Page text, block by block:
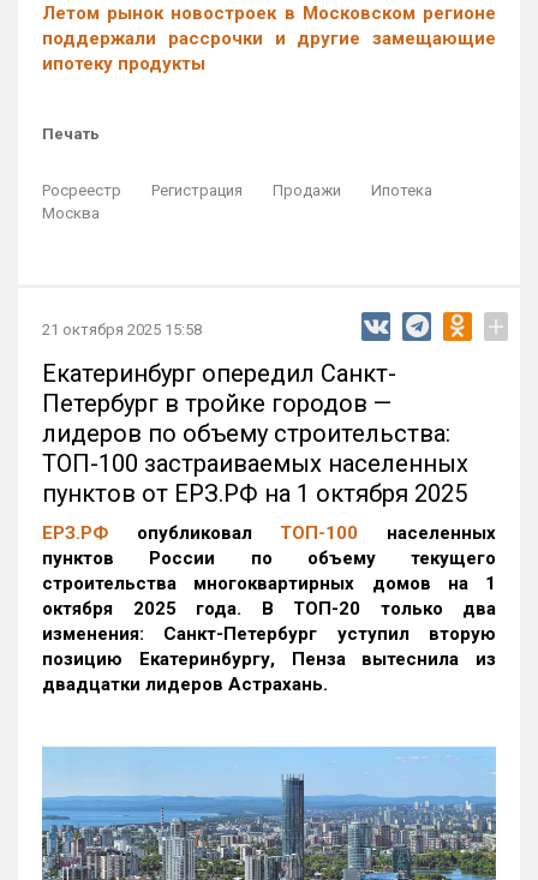
Летом рынок новостроек в Московском регионе
поддержали рассрочки и другие замещающие
ипотеку продукты
Печать
Росреестр Регистрация Продажи
Ипотека
Москва
21 октября 2025 15:58 +
Екатеринбург опередил Санкт-
Петербург в тройке городов —
лидеров по объему строительства:
ТОП-100 застраиваемых населенных
пунктов от ЕРЗ.РФ на 1 октября 2025
ЕРЗ.РФ опубликовал ТОП-100 населенных
пунктов России по объему текущего
строительства многоквартирных домов на 1
октября 2025 года. В ТОП-20 только два
изменения: Санкт-Петербург уступил вторую
позицию Екатеринбургу, Пенза вытеснила из
двадцатки лидеров Астрахань.